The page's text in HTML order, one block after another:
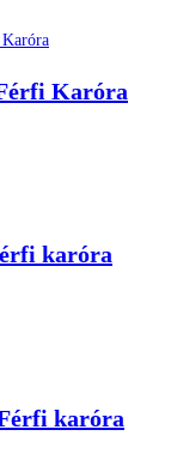
Karóra
karóra
karóra